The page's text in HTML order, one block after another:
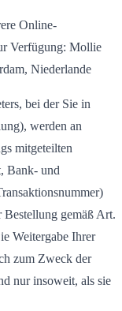
Online-
Verfügung: Mollie
Niederlande
bei der Sie in
werden an
mitgeteilten
Bank- und
gemäß Art.
Weitergabe Ihrer
zum Zweck der
nur insoweit, als sie